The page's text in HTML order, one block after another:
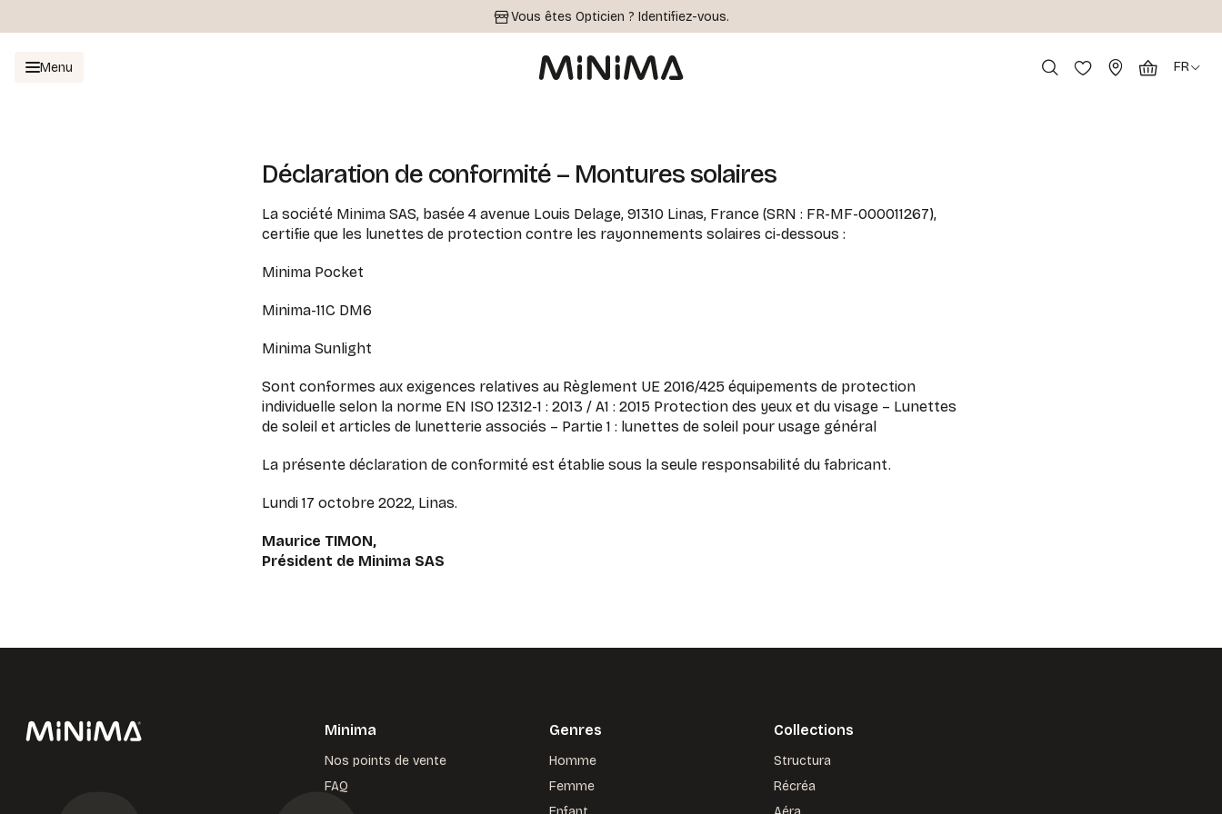
Vous êtes Opticien ? Identifiez-vous.
Menu FR
Déclaration de conformité – Montures solaires
La société Minima SAS, basée 4 avenue Louis Delage, 91310 Linas, France (SRN : FR-MF-000011267),
certifie que les lunettes de protection contre les rayonnements solaires ci-dessous :
Minima Pocket
Minima-11C DM6
Minima Sunlight
Sont conformes aux exigences relatives au Règlement UE 2016/425 équipements de protection
individuelle selon la norme EN ISO 12312-1 : 2013 / A1 : 2015 Protection des yeux et du visage – Lunettes
de soleil et articles de lunetterie associés – Partie 1 : lunettes de soleil pour usage général
La présente déclaration de conformité est établie sous la seule responsabilité du fabricant.
Lundi 17 octobre 2022, Linas.
Maurice TIMON,
Président de Minima SAS
Minima
Nos points de vente
FAQ
Genres
Homme
Femme
Collections
Structura
Récréa